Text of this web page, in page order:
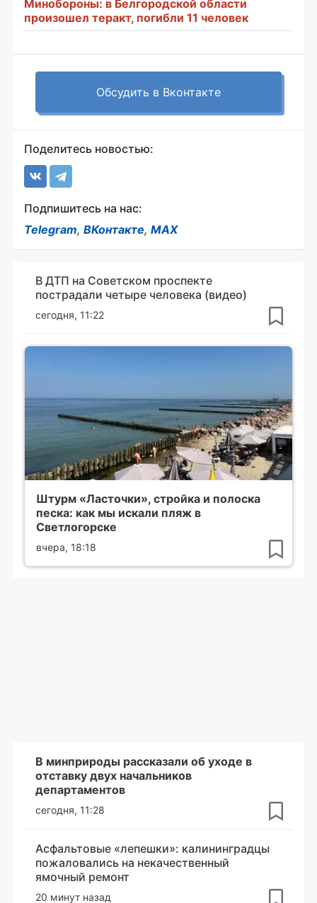
Минобороны: в Белгородской области
произошел теракт, погибли 11 человек
Обсудить в Вконтакте
Поделитесь новостью:
Подпишитесь на нас:
Telegram, ВКонтакте, MAX
В ДТП на Советском проспекте
пострадали четыре человека (видео)
сегодня, 11:22
Штурм «Ласточки», стройка и полоска
песка: как мы искали пляж в
Светлогорске
вчера, 18:18
В минприроды рассказали об уходе в
отставку двух начальников
департаментов
сегодня, 11:28
Асфальтовые «лепешки»: калининградцы
пожаловались на некачественный
ямочный ремонт
20 минут назад